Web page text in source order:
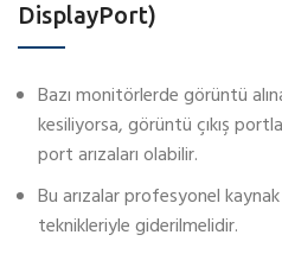
DisplayPort)
Bazı monitörlerde görüntü
kesiliyorsa, görüntü çıkış
port arızaları olabilir.
Bu arızalar profesyonel
teknikleriyle giderilmelidir.